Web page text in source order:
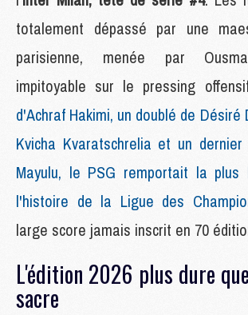
totalement dépassé par une
parisienne, menée par
impitoyable sur le pressing
d'Achraf Hakimi, un doublé de Désiré
Kvicha Kvaratschrelia et un
Mayulu, le PSG remportait la
l'histoire de la Ligue des
large score jamais inscrit en 70
L'édition 2026 plus dure
sacre